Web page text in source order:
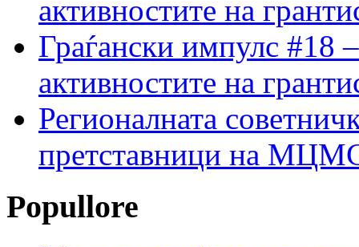
активностите на
Граѓански импулс #18
активностите на
Регионалната
претставници на МЦМС
Popullore